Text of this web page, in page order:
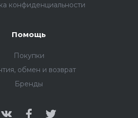
конфиденциальности
Помощь
Покупки
обмен и возврат
Бренды